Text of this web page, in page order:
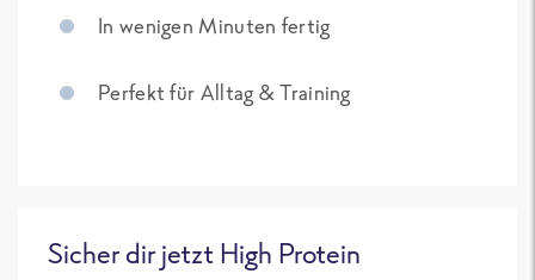
In wenigen Minuten fertig
Perfekt für Alltag & Training
Sicher dir jetzt High Protein